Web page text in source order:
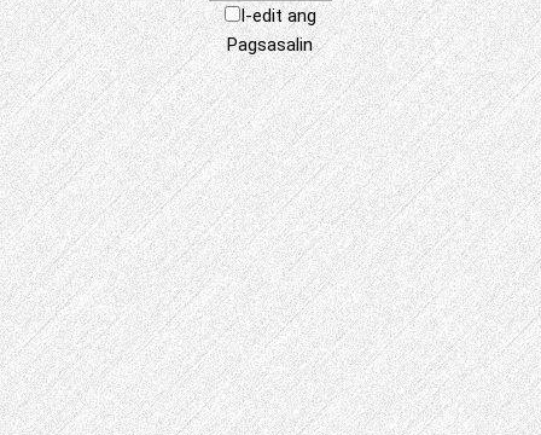
I-edit ang
Pagsasalin